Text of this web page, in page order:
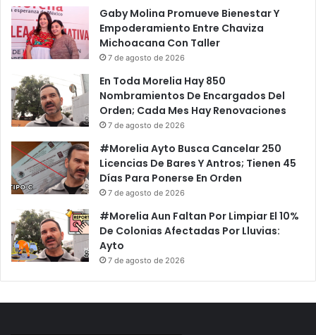
Gaby Molina Promueve Bienestar Y
Empoderamiento Entre Chaviza
Michoacana Con Taller
7 de agosto de 2026
En Toda Morelia Hay 850
Nombramientos De Encargados Del
Orden; Cada Mes Hay Renovaciones
7 de agosto de 2026
#Morelia Ayto Busca Cancelar 250
Licencias De Bares Y Antros; Tienen 45
Días Para Ponerse En Orden
7 de agosto de 2026
#Morelia Aun Faltan Por Limpiar El 10%
De Colonias Afectadas Por Lluvias:
Ayto
7 de agosto de 2026